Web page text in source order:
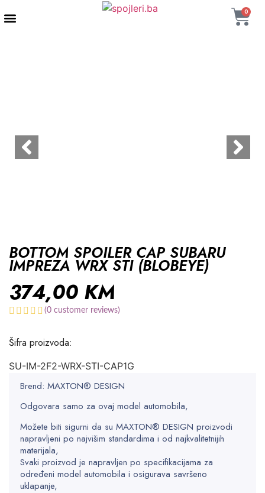
0
BOTTOM SPOILER CAP SUBARU
IMPREZA WRX STI (BLOBEYE)
374,00 KM
(0 customer reviews)
Šifra proizvoda:
SU-IM-2F2-WRX-STI-CAP1G
Brend: MAXTON® DESIGN
Odgovara samo za ovaj model automobila,
Možete biti sigurni da su MAXTON® DESIGN proizvodi
napravljeni po najvišim standardima i od najkvalitetnijih
materijala,
Svaki proizvod je napravljen po specifikacijama za
određeni model automobila i osigurava savršeno
uklapanje,